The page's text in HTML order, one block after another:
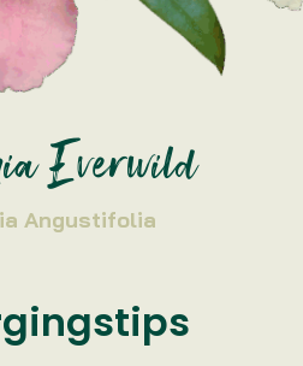
Everwild
Angustifolia